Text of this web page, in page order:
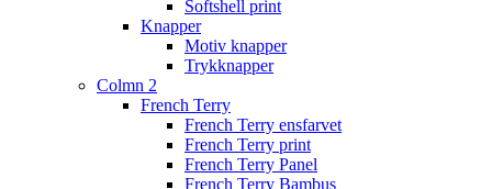
Softshell print
Knapper
Motiv knapper
Trykknapper
Colmn 2
French Terry
French Terry ensfarvet
French Terry print
French Terry Panel
French Terry Bambus